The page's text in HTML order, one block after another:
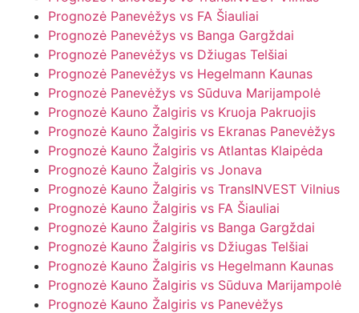
Prognozė Panevėžys vs FA Šiauliai
Prognozė Panevėžys vs Banga Gargždai
Prognozė Panevėžys vs Džiugas Telšiai
Prognozė Panevėžys vs Hegelmann Kaunas
Prognozė Panevėžys vs Sūduva Marijampolė
Prognozė Kauno Žalgiris vs Kruoja Pakruojis
Prognozė Kauno Žalgiris vs Ekranas Panevėžys
Prognozė Kauno Žalgiris vs Atlantas Klaipėda
Prognozė Kauno Žalgiris vs Jonava
Prognozė Kauno Žalgiris vs TransINVEST Vilnius
Prognozė Kauno Žalgiris vs FA Šiauliai
Prognozė Kauno Žalgiris vs Banga Gargždai
Prognozė Kauno Žalgiris vs Džiugas Telšiai
Prognozė Kauno Žalgiris vs Hegelmann Kaunas
Prognozė Kauno Žalgiris vs Sūduva Marijampolė
Prognozė Kauno Žalgiris vs Panevėžys